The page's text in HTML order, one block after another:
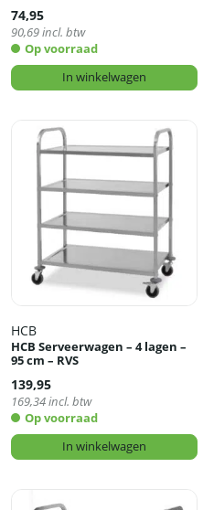
74,95
90,69incl. btw
Op voorraad
In winkelwagen
HCB
HCB Serveerwagen – 4 lagen –
95 cm – RVS
139,95
169,34incl. btw
Op voorraad
In winkelwagen